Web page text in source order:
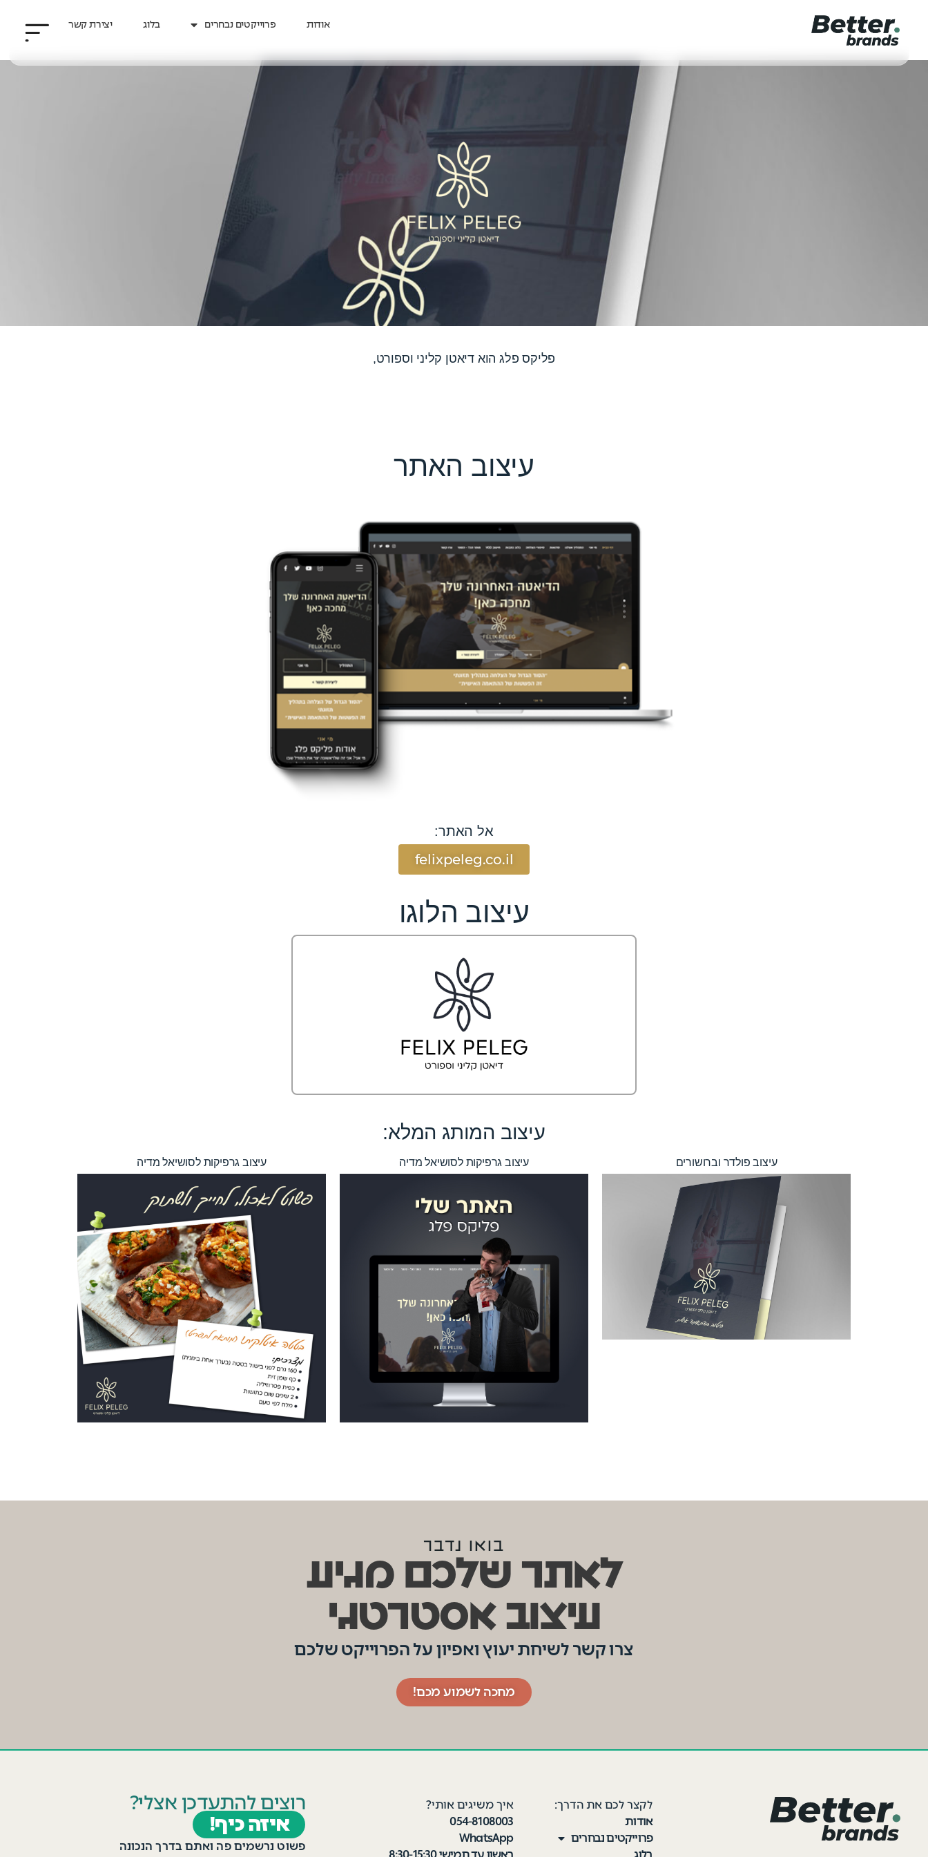
אודות פרוייקטים נבחרים בלוג יצירת קשר
פליקס פלג הוא דיאטן קליני וספורט,
עיצוב האתר
אל האתר:
felixpeleg.co.il
עיצוב הלוגו
עיצוב המותג המלא:
עיצוב פולדר וברושורים עיצוב גרפיקות לסושיאל מדיה עיצוב גרפיקות לסושיאל מדיה
בואו נדבר
לאתר שלכם מגיע
עיצוב אסטרטגי
צרו קשר לשיחת יעוץ ואפיון על הפרוייקט שלכם
מחכה לשמוע מכם!
לקצר לכם את הדרך:
אודות
פרוייקטים נבחרים
איך משיגים אותי?
054-8108003
WhatsApp
רוצים להתעדכן אצלי?
איזה כיף!
פשוט נרשמים פה ואתם בדרך הנכונה